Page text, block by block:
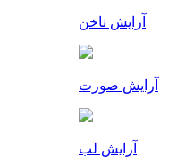
آرایش ناخن
آرایش صورت
آرایش لب